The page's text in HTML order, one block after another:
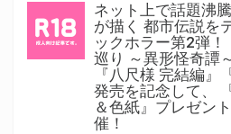
ネット上で話題沸
が描く 都市伝説を
ックホラー第2弾
巡り ～異形怪奇譚
『八尺様 完結編
発売を記念して、
＆色紙』プレゼン
催！